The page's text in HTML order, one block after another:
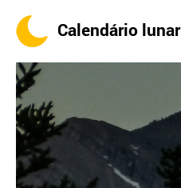
Calendário lunar